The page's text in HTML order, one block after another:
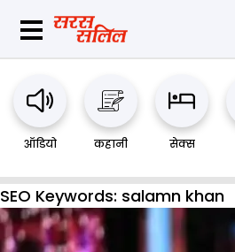
ऑडियो कहानी सेक्स
SEO Keywords: salamn khan